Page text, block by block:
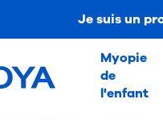
Je suis un
Myopie
de
l'enfant